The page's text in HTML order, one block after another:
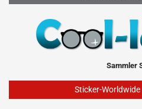
Sammler
Sticker-